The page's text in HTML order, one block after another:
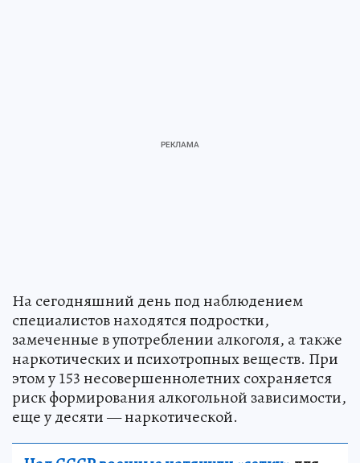
На сегодняшний день под наблюдением
специалистов находятся подростки,
замеченные в употреблении алкоголя, а также
наркотических и психотропных веществ. При
этом у 153 несовершеннолетних сохраняется
риск формирования алкогольной зависимости,
еще у десяти — наркотической.